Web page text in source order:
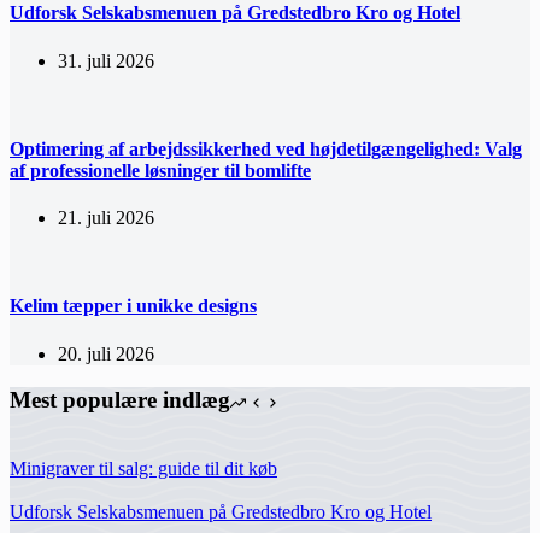
Udforsk Selskabsmenuen på Gredstedbro Kro og Hotel
31. juli 2026
Optimering af arbejdssikkerhed ved højdetilgængelighed: Valg
af professionelle løsninger til bomlifte
21. juli 2026
Kelim tæpper i unikke designs
20. juli 2026
Mest populære indlæg
Minigraver til salg: guide til dit køb
Udforsk Selskabsmenuen på Gredstedbro Kro og Hotel